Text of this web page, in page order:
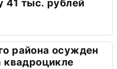
41 тыс. рублей
района осужден
квадроцикле